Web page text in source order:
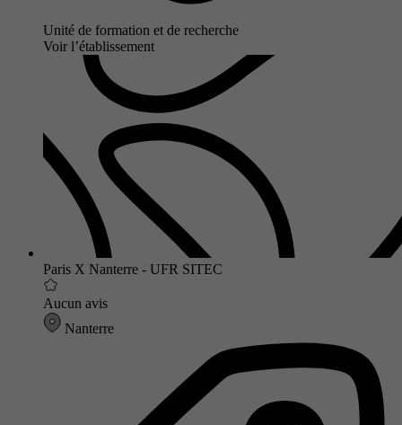
Unité de formation et de recherche
Voir l’établissement
Paris X Nanterre - UFR SITEC
Aucun avis
Nanterre